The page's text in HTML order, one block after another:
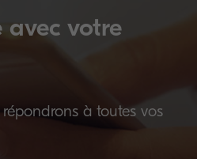
avec votre
à toutes vos